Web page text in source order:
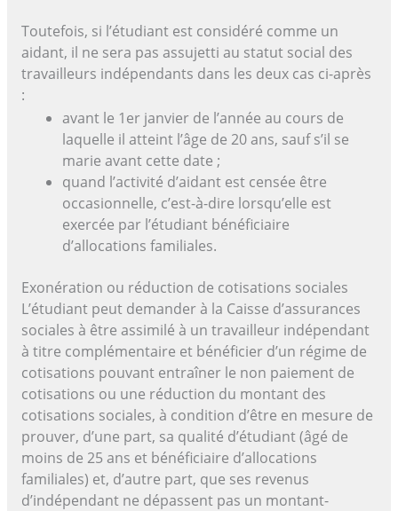
Toutefois, si l’étudiant est considéré comme un
aidant, il ne sera pas assujetti au statut social des
travailleurs indépendants dans les deux cas ci-après
:
avant le 1er janvier de l’année au cours de
laquelle il atteint l’âge de 20 ans, sauf s’il se
marie avant cette date ;
quand l’activité d’aidant est censée être
occasionnelle, c’est-à-dire lorsqu’elle est
exercée par l’étudiant bénéficiaire
d’allocations familiales.
Exonération ou réduction de cotisations sociales
L’étudiant peut demander à la Caisse d’assurances
sociales à être assimilé à un travailleur indépendant
à titre complémentaire et bénéficier d’un régime de
cotisations pouvant entraîner le non paiement de
cotisations ou une réduction du montant des
cotisations sociales, à condition d’être en mesure de
prouver, d’une part, sa qualité d’étudiant (âgé de
moins de 25 ans et bénéficiaire d’allocations
familiales) et, d’autre part, que ses revenus
d’indépendant ne dépassent pas un montant-